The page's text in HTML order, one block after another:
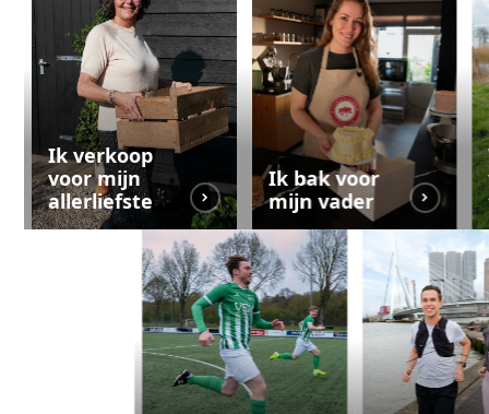
Ik verkoop
voor mijn
allerliefste
Ik bak voor
mijn vader